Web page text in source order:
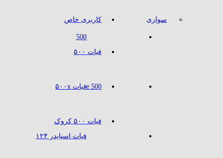
کاربری خاص سواری
500
فیات ۵۰۰
500 e
فیات ۵۰۰ کروک
فیات ۵۰۰x
فیات اسپایدر ۱۲۴